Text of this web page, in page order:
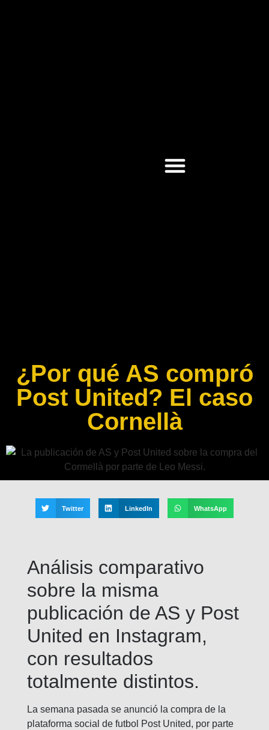
¿Por qué AS compró
Post United? El caso
Cornellà
Twitter LinkedIn WhatsApp
Análisis comparativo
sobre la misma
publicación de AS y Post
United en Instagram,
con resultados
totalmente distintos.
La semana pasada se anunció la compra de la
plataforma social de futbol Post United, por parte